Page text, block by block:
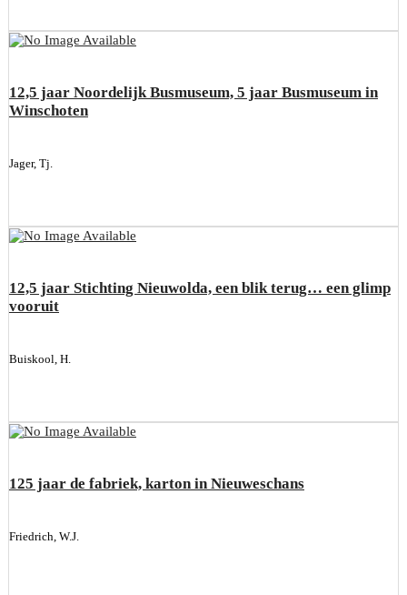
12,5 jaar Noordelijk Busmuseum, 5 jaar Busmuseum in
Winschoten
Jager, Tj.
12,5 jaar Stichting Nieuwolda, een blik terug… een glimp
vooruit
Buiskool, H.
125 jaar de fabriek, karton in Nieuweschans
Friedrich, W.J.